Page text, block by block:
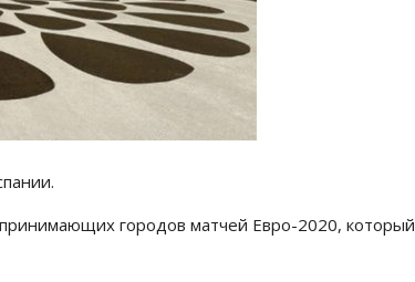
городов матчей Евро-2020, который